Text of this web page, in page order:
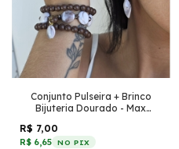
Conjunto Pulseira + Brinco
Bijuteria Dourado - Max
R$ 7,00
R$ 6,65 NO PIX